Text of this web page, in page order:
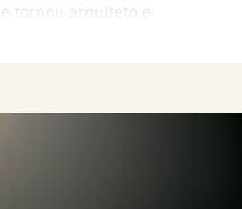
tornou arquiteto e